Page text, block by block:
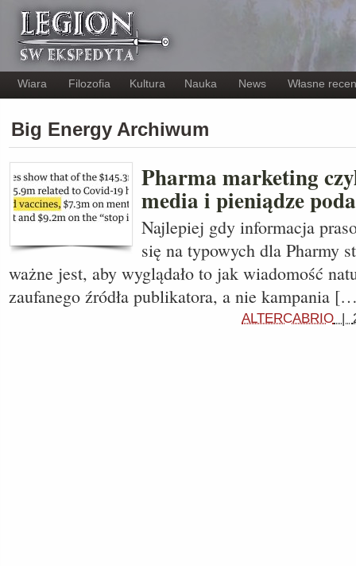
Wiara Filozofia Kultura Nauka News Własne
Big Energy Archiwum
Pharma marketing
media i pieniądze
Najlepiej gdy informacja
się na typowych dla Pharmy
ważne jest, aby wyglądało to jak wiadomość
zaufanego źródła publikatora, a nie kampania
ALTERCABRIO |